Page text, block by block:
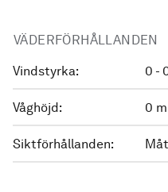
VÄDERFÖRHÅLLANDEN
Vindstyrka: 0 -
Våghöjd: 0 m
Siktförhållanden: